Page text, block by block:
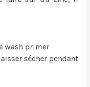
wash primer
sécher pendant